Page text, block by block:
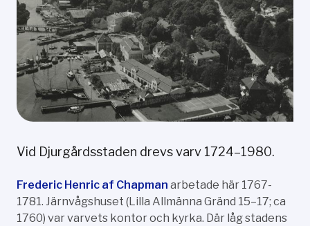
Vid Djurgårdsstaden drevs varv 1724–1980.
Frederic Henric af Chapman arbetade här 1767-
1781. Järnvågshuset (Lilla Allmänna Gränd 15–17; ca
1760) var varvets kontor och kyrka. Där låg stadens